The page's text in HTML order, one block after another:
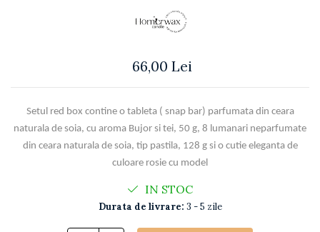
66,00 Lei
Setul red box contine o tableta ( snap bar) parfumata din ceara
naturala de soia, cu aroma Bujor si tei, 50 g, 8 lumanari neparfumate
din ceara naturala de soia, tip pastila, 128 g si o cutie eleganta de
culoare rosie cu model
IN STOC
Durata de livrare: 3 - 5 zile